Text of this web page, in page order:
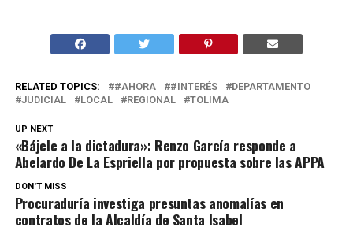
RELATED TOPICS: #AHORA #INTERÉS
DEPARTAMENTO
JUDICIAL
LOCAL REGIONAL TOLIMA
UP NEXT
«Bájele a la dictadura»: Renzo García responde a
Abelardo De La Espriella por propuesta sobre las APPA
DON'T MISS
Procuraduría investiga presuntas anomalías en
contratos de la Alcaldía de Santa Isabel